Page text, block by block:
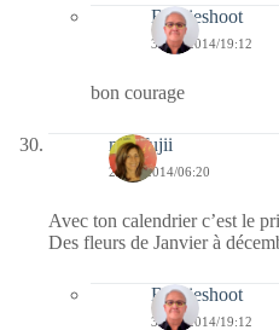
Bernieshoot
30/12/2014/19:12
bon courage
missfujii
29/12/2014/06:20
Avec ton calendrier c’est le
Des fleurs de Janvier à
Bernieshoot
30/12/2014/19:12